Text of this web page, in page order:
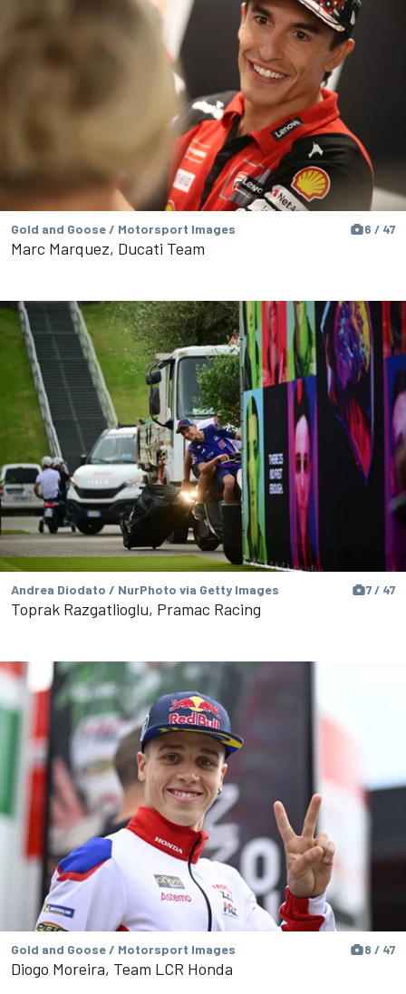
Gold and Goose / Motorsport Images 6 / 47
Marc Marquez, Ducati Team
Andrea Diodato / NurPhoto via Getty Images 7 / 47
Toprak Razgatlioglu, Pramac Racing
Gold and Goose / Motorsport Images 8 / 47
Diogo Moreira, Team LCR Honda